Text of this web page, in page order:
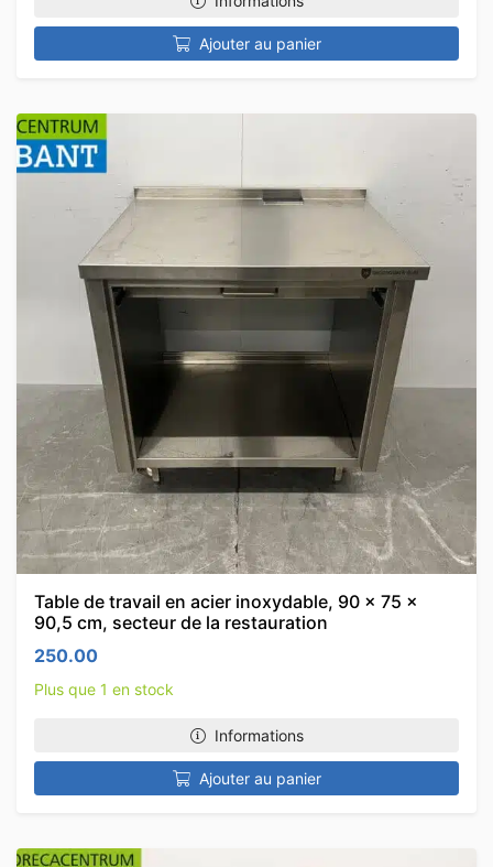
Ajouter au panier
Table de travail en acier inoxydable, 90 x 75 x
90,5 cm, secteur de la restauration
250.00
Plus que 1 en stock
Informations
Ajouter au panier